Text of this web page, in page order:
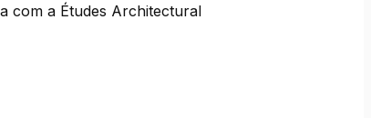
com a Études Architectural